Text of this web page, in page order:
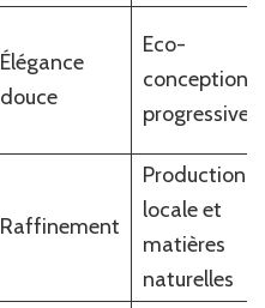
Élégance
douce
Eco-
conception
progressive
Raffinement
Production
locale et
matières
naturelles